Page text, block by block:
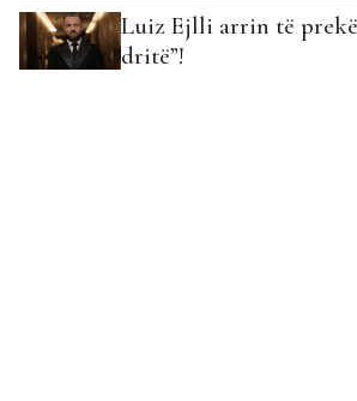
Luiz Ejlli arrin të prekë
dritë”!